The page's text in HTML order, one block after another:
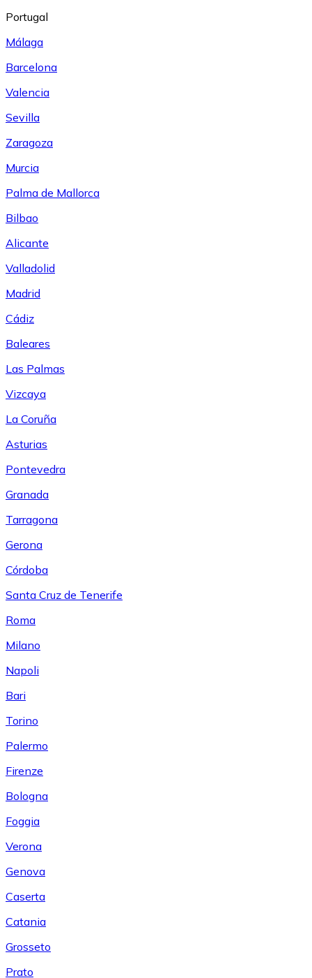
Portugal
Málaga
Barcelona
Valencia
Sevilla
Zaragoza
Murcia
Palma de Mallorca
Bilbao
Alicante
Valladolid
Madrid
Cádiz
Baleares
Las Palmas
Vizcaya
La Coruña
Asturias
Pontevedra
Granada
Tarragona
Gerona
Córdoba
Santa Cruz de Tenerife
Roma
Milano
Napoli
Bari
Torino
Palermo
Firenze
Bologna
Foggia
Verona
Genova
Caserta
Catania
Grosseto
Prato